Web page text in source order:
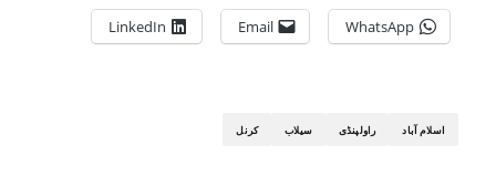
WhatsApp
Email
LinkedIn
اسلام آباد راولپنڈی سیلاب کرنل